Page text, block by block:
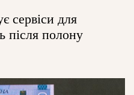
сервіси для
після полону